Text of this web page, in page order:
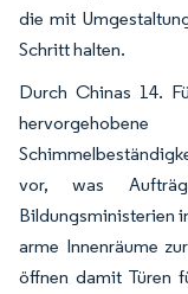
die mit
Schritt halten.
Durch Chinas 14.
hervorgehobene
vor, was
Bildungsministerien
arme Innenräume
öffnen damit Türen